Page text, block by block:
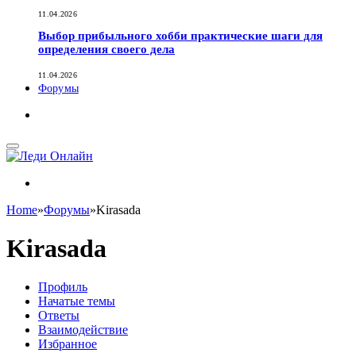
11.04.2026
Выбор прибыльного хобби практические шаги для
определения своего дела
11.04.2026
Форумы
Home»Форумы»Kirasada
Kirasada
Профиль
Начатые темы
Ответы
Взаимодействие
Избранное